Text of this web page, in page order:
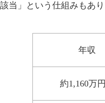
該当」という仕組みもあり
年収
約1,160万